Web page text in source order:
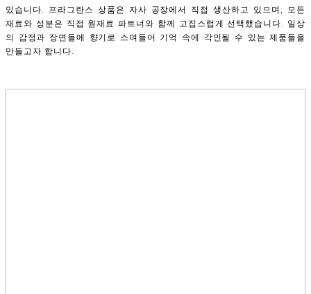
있습니다. 프라그란스 상품은 자사 공장에서 직접 생산하고 있으며, 모든
재료와 성분은 직접 원재료 파트너와 함께 고집스럽게 선택했습니다. 일상
의 감정과 장면들에 향기로 스며들어 기억 속에 각인될 수 있는 제품들을
만들고자 합니다.